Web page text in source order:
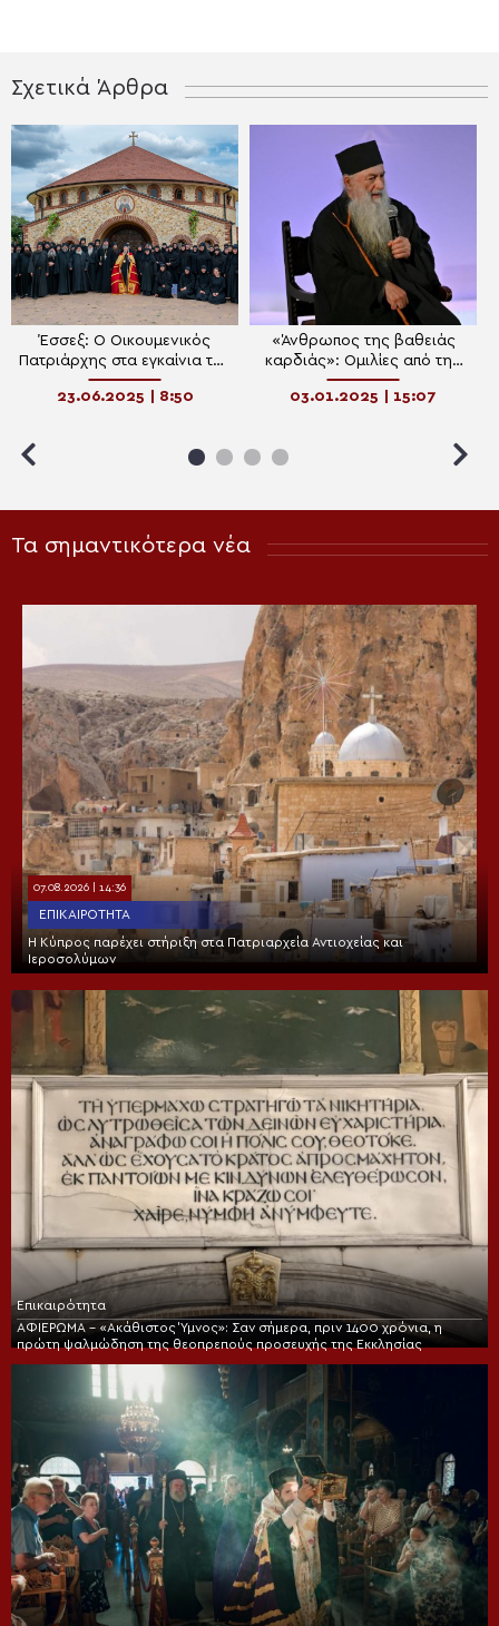
Σχετικά Άρθρα
Έσσεξ: Ο Οικουμενικός
Πατριάρχης στα εγκαίνια του
νεόδμητου Ναού του Οσίου
Σωφρονίου του Αθωνίτου
23.06.2025 | 8:50
«Άνθρωπος της βαθειάς
καρδιάς»: Ομιλίες από την
τιμητική Ημερίδα για τον
Αρχιμανδρίτη Ζαχαρία
03.01.2025 | 15:07
Τα σημαντικότερα νέα
07.08.2026 | 14:36
ΕΠΙΚΑΙΡΌΤΗΤΑ
Η Κύπρος παρέχει στήριξη στα Πατριαρχεία Αντιοχείας και
Ιεροσολύμων
Επικαιρότητα
ΑΦΙΕΡΩΜΑ – «Ακάθιστος Ύμνος»: Σαν σήμερα, πριν 1400 χρόνια, η
πρώτη ψαλμώδηση της θεοπρεπούς προσευχής της Εκκλησίας